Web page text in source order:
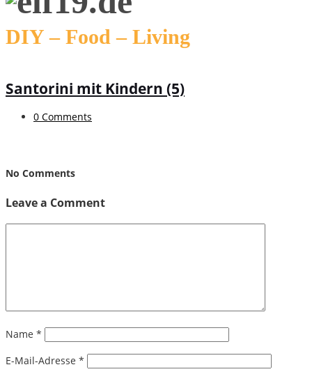
DIY – Food – Living
Santorini mit Kindern (5)
0 Comments
No Comments
Leave a Comment
Name *
E-Mail-Adresse *